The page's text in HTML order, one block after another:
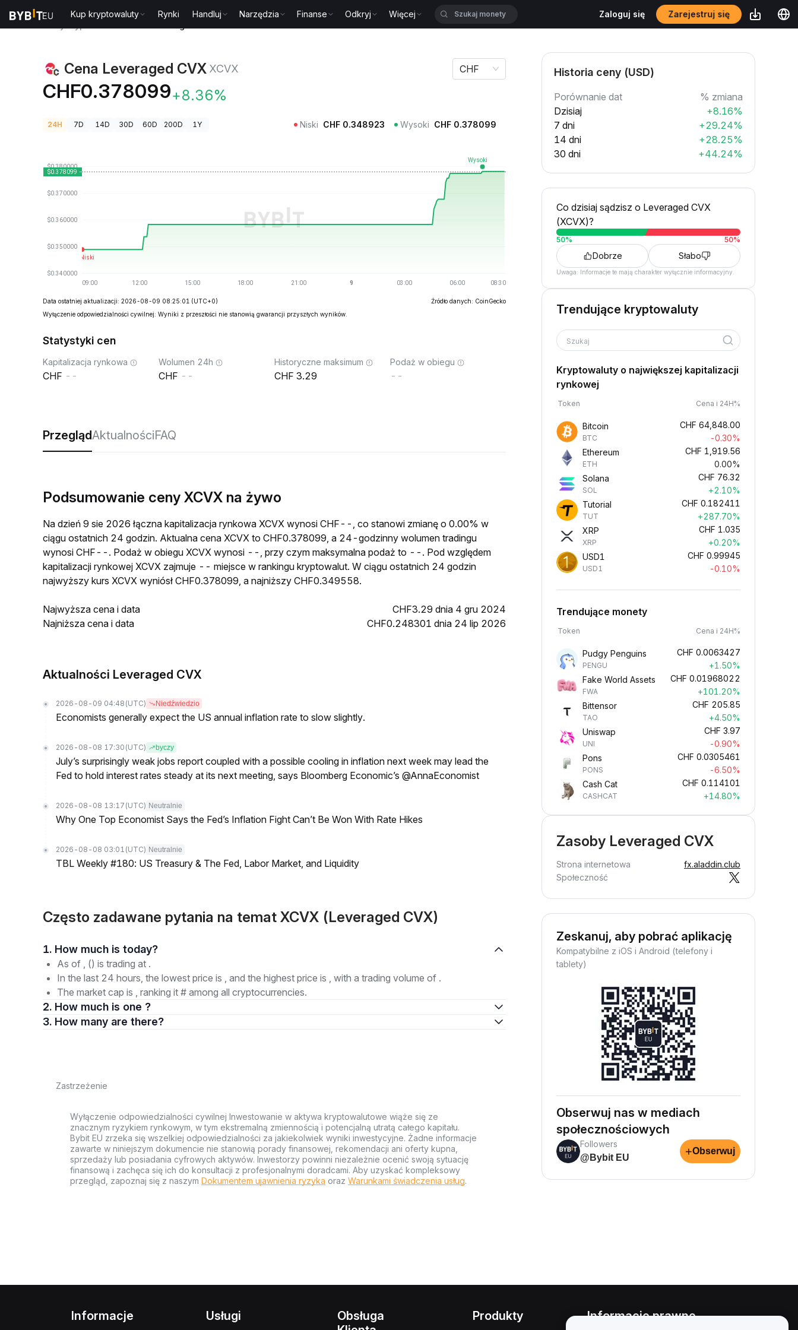
Kup kryptowaluty Rynki Handluj Narzędzia Finanse Odkryj Więcej Zaloguj się Zarejestruj się
Cena Leveraged CVX XCVX
CHF0.378099+8.36%
CHF
24H 7D 14D 30D 60D 200D 1Y Niski CHF 0.348923 Wysoki CHF 0.378099
Data ostatniej aktualizacji: 2026-08-09 08:25:01 (UTC+0)
Źródło danych: CoinGecko
Wyłączenie odpowiedzialności cywilnej: Wyniki z przeszłości nie stanowią gwarancji przyszłych wyników.
Statystyki cen
Kapitalizacja rynkowa
--
Wolumen 24h
--
Historyczne maksimum
3.29
Podaż w obiegu
--
PrzeglądAktualnościFAQ
Podsumowanie ceny XCVX na żywo
Na dzień 9 sie 2026 łączna kapitalizacja rynkowa XCVX wynosi CHF--, co stanowi zmianę o 0.00% w
ciągu ostatnich 24 godzin. Aktualna cena XCVX to CHF0.378099, a 24-godzinny wolumen tradingu
wynosi CHF--. Podaż w obiegu XCVX wynosi --, przy czym maksymalna podaż to --. Pod względem
kapitalizacji rynkowej XCVX zajmuje -- miejsce w rankingu kryptowalut. W ciągu ostatnich 24 godzin
najwyższy kurs XCVX wyniósł CHF0.378099, a najniższy CHF0.349558.
Najwyższa cena i data
CHF3.29 dnia 4 gru 2024
Najniższa cena i data
CHF0.248301 dnia 24 lip 2026
Aktualności Leveraged CVX
2026-08-09 04:48 (UTC) Niedźwiedzio
Economists generally expect the US annual inflation rate to slow slightly.
2026-08-08 17:30 (UTC) byczy
July’s surprisingly weak jobs report coupled with a possible cooling in inflation next week may lead the
Fed to hold interest rates steady at its next meeting, says Bloomberg Economic’s @AnnaEconomist
2026-08-08 13:17 (UTC) Neutralnie
Why One Top Economist Says the Fed’s Inflation Fight Can’t Be Won With Rate Hikes
2026-08-08 03:01 (UTC) Neutralnie
TBL Weekly #180: US Treasury & The Fed, Labor Market, and Liquidity
Często zadawane pytania na temat XCVX (Leveraged CVX)
1. How much is today?
As of , () is trading at .
In the last 24 hours, the lowest price is , and the highest price is , with a trading volume of .
The market cap is , ranking it # among all cryptocurrencies.
2. How much is one ?
3. How many are there?
Zastrzeżenie
Wyłączenie odpowiedzialności cywilnej Inwestowanie w aktywa kryptowalutowe wiąże się ze
znacznym ryzykiem rynkowym, w tym ekstremalną zmiennością i potencjalną utratą całego kapitału.
Bybit EU zrzeka się wszelkiej odpowiedzialności za jakiekolwiek wyniki inwestycyjne. Żadne informacje
zawarte w niniejszym dokumencie nie stanowią porady finansowej, rekomendacji ani oferty kupna,
sprzedaży lub posiadania cyfrowych aktywów. Inwestorzy powinni niezależnie ocenić swoją sytuację
finansową i zachęca się ich do konsultacji z profesjonalnymi doradcami. Aby uzyskać kompleksowy
przegląd, zapoznaj się z naszym Dokumentem ujawnienia ryzyka oraz Warunkami świadczenia usług.
Historia ceny (USD)
Porównanie dat
% zmiana
Dzisiaj
+8.16%
7 dni
+29.24%
14 dni
+28.25%
30 dni
+44.24%
Co dzisiaj sądzisz o Leveraged CVX
(XCVX)?
50% 50%
Dobrze Słabo
Uwaga: Informacje te mają charakter wyłącznie informacyjny.
Trendujące kryptowaluty
Szukaj
Kryptowaluty o największej kapitalizacji
rynkowej
Token Cena i 24H%
Bitcoin
BTC
CHF 64,848.00
-0.30%
Ethereum
ETH
CHF 1,919.56
0.00%
Solana
SOL
CHF 76.32
+2.10%
Tutorial
TUT
CHF 0.182411
+287.70%
XRP
XRP
CHF 1.035
+0.20%
USD1
USD1
CHF 0.99945
-0.10%
Trendujące monety
Token Cena i 24H%
Pudgy Penguins
PENGU
CHF 0.0063427
+1.50%
Fake World Assets
FWA
CHF 0.01968022
+101.20%
Bittensor
TAO
CHF 205.85
+4.50%
Uniswap
UNI
CHF 3.97
-0.90%
Pons
PONS
CHF 0.0305461
-6.50%
Cash Cat
CASHCAT
CHF 0.114101
+14.80%
Zasoby Leveraged CVX
Strona internetowa
fx.aladdin.club
Społeczność
Zeskanuj, aby pobrać aplikację
Kompatybilne z iOS i Android (telefony i
tablety)
Obserwuj nas w mediach
społecznościowych
Followers
@Bybit EU
+Obserwuj
Informacje Usługi
Obsługa
Produkty Informacje prawne